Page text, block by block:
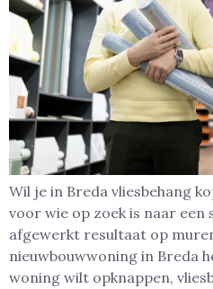
Wil je in Breda vliesbehang
voor wie op zoek is naar een
afgewerkt resultaat op
nieuwbouwwoning in Breda
woning wilt opknappen,